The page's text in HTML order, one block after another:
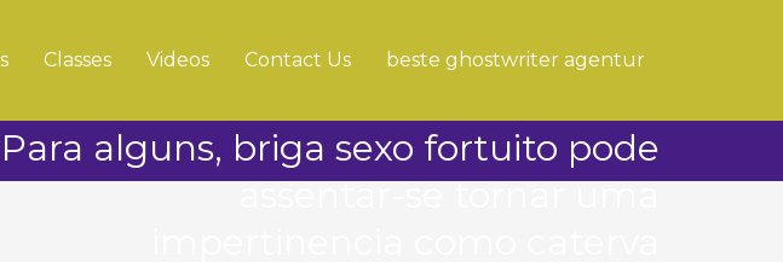
Classes Videos Contact Us beste ghostwriter agentur
Para alguns, briga sexo fortuito pode
assentar-se tornar uma